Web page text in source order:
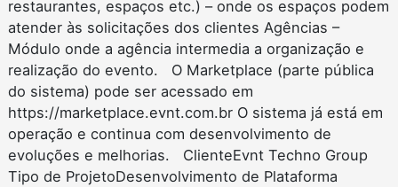
restaurantes, espaços etc.) – onde os espaços podem
atender às solicitações dos clientes Agências –
Módulo onde a agência intermedia a organização e
realização do evento. O Marketplace (parte pública
do sistema) pode ser acessado em
https://marketplace.evnt.com.br O sistema já está em
operação e continua com desenvolvimento de
evoluções e melhorias. ClienteEvnt Techno Group
Tipo de ProjetoDesenvolvimento de Plataforma